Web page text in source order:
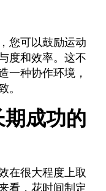
您可以鼓励运动
度和效率。这不
一种协作环境，
。
成功的
在很大程度上取
看，花时间制定